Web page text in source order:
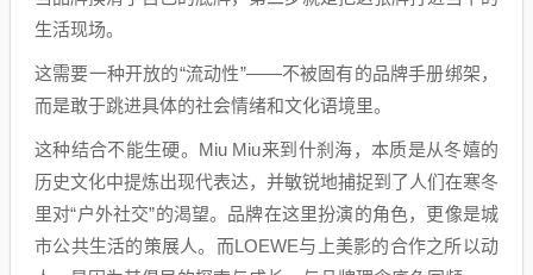
生活现场。
这需要一种开放的“流动性”——不被固有的品牌手册绑架，
而是敢于跳进具体的社会情绪和文化语境里。
这种结合不能生硬。Miu Miu来到什刹海，本质是从冬嬉的
历史文化中提炼出现代表达，并敏锐地捕捉到了人们在寒冬
里对“户外社交”的渴望。品牌在这里扮演的角色，更像是城
市公共生活的策展人。而LOEWE与上美影的合作之所以动